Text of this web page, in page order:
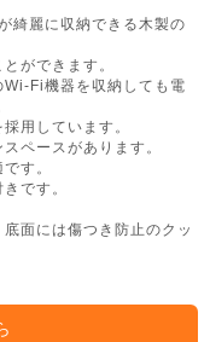
綺麗に収納できる木製の
ができます。
Fi機器を収納しても電
用しています。
ペースがあります。
す。
です。
面には傷つき防止のクッ